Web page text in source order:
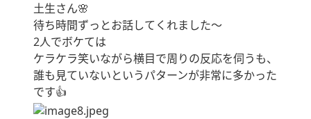
土生さん🌸
待ち時間ずっとお話してくれました～
2人でボケては
ケラケラ笑いながら横目で周りの反応を伺うも、
誰も見ていないというパターンが非常に多かった
です👍